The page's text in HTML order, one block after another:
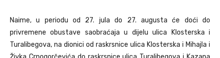
Naime, u periodu od 27. jula do 27. augusta će doći do
privremene obustave saobraćaja u dijelu ulica Klosterska i
Turalibegova, na dionici od raskrsnice ulica Klosterska i Mihajla i